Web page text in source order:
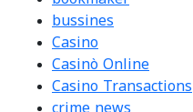
bussines
Casino
Casinò Online
Casino Transactions